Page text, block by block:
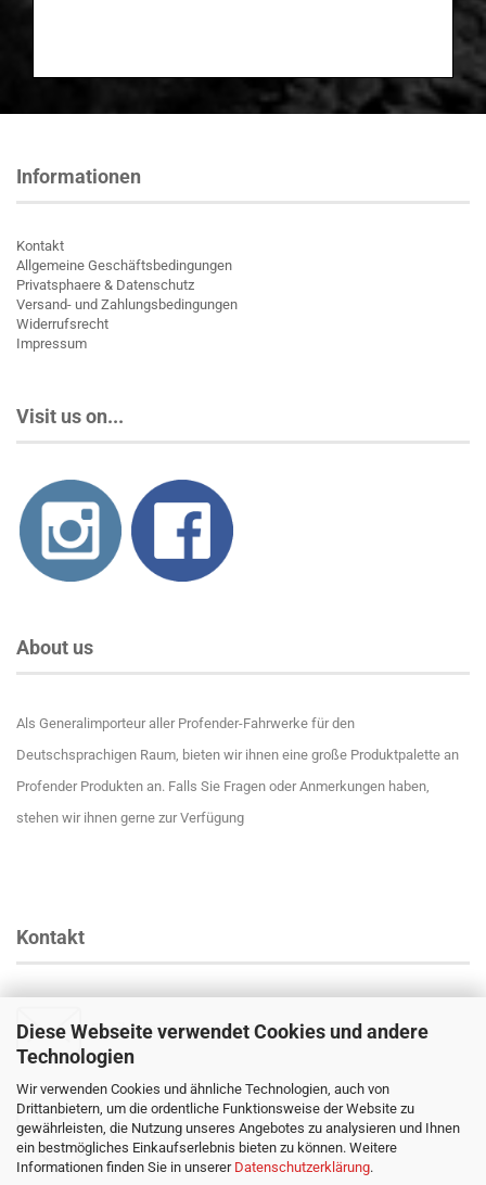
Diese Webseite verwendet Cookies und andere
Technologien
Wir verwenden Cookies und ähnliche Technologien, auch von
Drittanbietern, um die ordentliche Funktionsweise der Website zu
gewährleisten, die Nutzung unseres Angebotes zu analysieren und Ihnen
ein bestmögliches Einkaufserlebnis bieten zu können. Weitere
Informationen finden Sie in unserer Datenschutzerklärung.
Informationen
Kontakt
Allgemeine Geschäftsbedingungen
Privatsphaere & Datenschutz
Versand- und Zahlungsbedingungen
Widerrufsrecht
Impressum
Visit us on...
About us
Als Generalimporteur aller Profender-Fahrwerke für den
Deutschsprachigen Raum, bieten wir ihnen eine große Produktpalette an
Profender Produkten an. Falls Sie Fragen oder Anmerkungen haben,
stehen wir ihnen gerne zur Verfügung
Kontakt
Email: info@profender-shocks.com
+4917630168024